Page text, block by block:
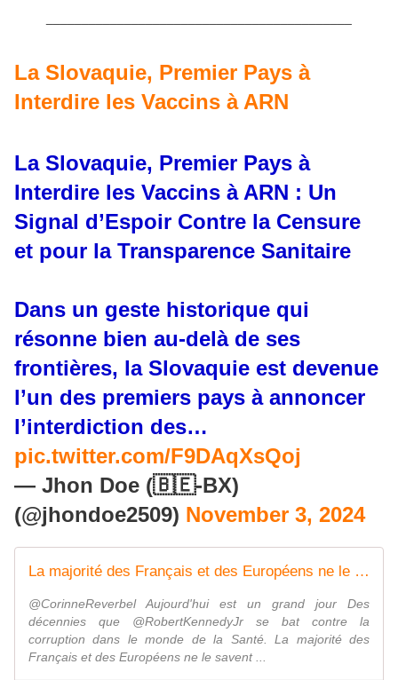
La Slovaquie, Premier Pays à
Interdire les Vaccins à ARN
La Slovaquie, Premier Pays à
Interdire les Vaccins à ARN : Un
Signal d’Espoir Contre la Censure
et pour la Transparence Sanitaire
Dans un geste historique qui
résonne bien au-delà de ses
frontières, la Slovaquie est devenue
l’un des premiers pays à annoncer
l’interdiction des…
pic.twitter.com/F9DAqXsQoj
— Jhon Doe (🇧🇪-BX)
(@jhondoe2509) November 3, 2024
La majorité des Français et des Européens ne le savent pas encore, mais cet homme les sauvera, eux et leurs enfants, des labos pharmaceutiques
@CorinneReverbel Aujourd'hui est un grand jour Des
décennies que @RobertKennedyJr se bat contre la
corruption dans le monde de la Santé. La majorité des
Français et des Européens ne le savent ...